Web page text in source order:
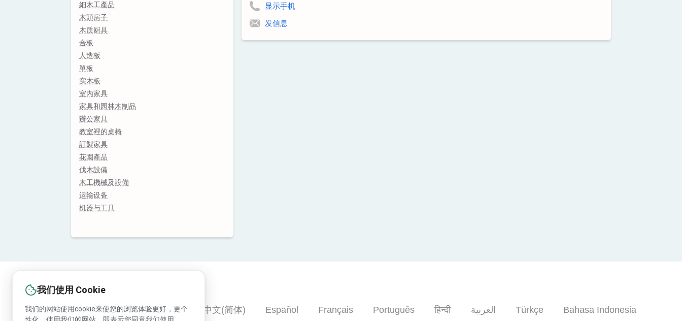
細木工產品
木頭房子
木质厨具
合板
人造板
單板
实木板
室內家具
家具和园林木制品
辦公家具
教室裡的桌椅
訂製家具
花園產品
伐木設備
木工機械及設備
运输设备
机器与工具
显示手机
发信息
我们使用 Cookie
我们的网站使用cookie来使您的浏览体验更好，更个
English Русский Deutsch 中文(简体) Español Français Português हिन्दी العربية Türkçe Bahasa Indonesia